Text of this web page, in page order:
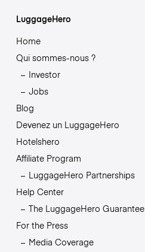
LuggageHero
Home
Qui sommes-nous ?
Investor
Jobs
Blog
Devenez un LuggageHero
Hotelshero
Affiliate Program
LuggageHero Partnerships
Help Center
The LuggageHero Guarantee
For the Press
Media Coverage